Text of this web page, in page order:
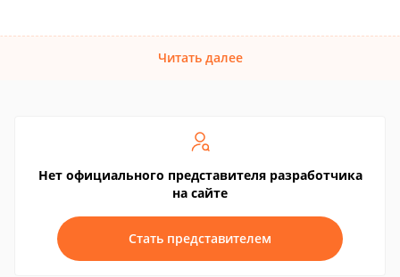
Читать далее
Нет официального представителя разработчика
на сайте
Стать представителем